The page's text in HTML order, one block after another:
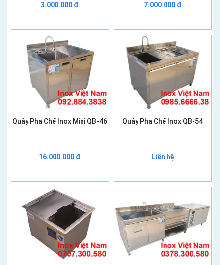
3.000.000 đ 7.000.000 đ
Quầy Pha Chế Inox Mini QB-46
16.000.000 đ
Quầy Pha Chế Inox QB-54
Liên hệ